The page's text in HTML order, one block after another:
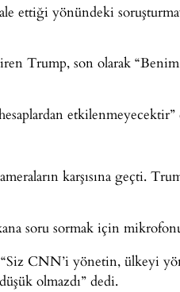
ettiği yönündeki
Trump, son olarak
karşısına geçti.
soru sormak için
CNN’i yönetin, ülkeyi
olmazdı” dedi.